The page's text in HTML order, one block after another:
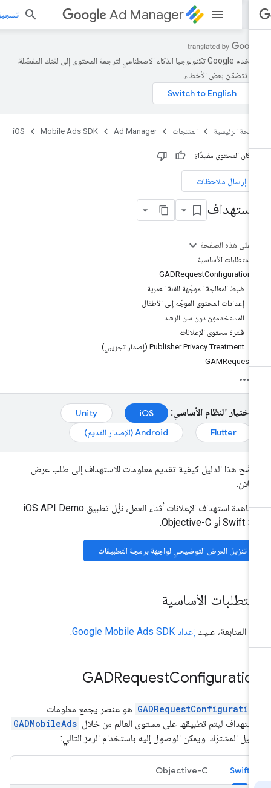
Ad Manager تسجيل
تستخدم Google تكنولوجيا الذكاء الاصطناعي لترجمة المحتوى إلى لغتك المفضّلة،
تتضمّن بعض الأخطاء.
الرئيسية المنتجات Ad Manager
Mobile Ads SDK
iOS
كان المحتوى مفيدًا؟
إرسال ملاحظات
على هذه الصفحة
المتطلبات الأساسية
GADRequestConfiguration
ضبط المعالجة الموجّهة للفئة العمرية
إعدادات المحتوى الموجّه إلى الأطفال
المستخدمون دون سن الرشد
فلترة محتوى الإعلانات
‫Publisher Privacy Treatment (إصدار تجريبي)
GAMRequest
اختيار النظام الأساسي: iOS
Unity
Flutter
Android (الإصدار القديم)
هذا الدليل كيفية تقديم معلومات الاستهداف إلى طلب عرض
لمشاهدة استهداف الإعلانات أثناء العمل، نزِّل تطبيق iOS API Demo
تنزيل العرض التوضيحي لواجهة برمجة التطبيقات
الأساسية
المتابعة، عليكإعدادGoogle Mobile Ads SDK
.
GADRequest
هو عنصر يجمع معلومات
ليتم تطبيقها على مستوى العالم من خلال GADMobileAds
المشترَك. ويمكن الوصول إليه باستخدام الرمز التالي:
Swift
Objective-C